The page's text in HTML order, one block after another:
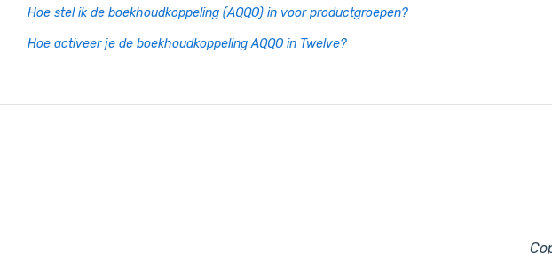
Hoe stel ik de boekhoudkoppeling (AQQO) in voor productgroepen?
Hoe activeer je de boekhoudkoppeling AQQO in Twelve?